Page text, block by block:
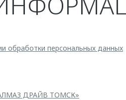
персональных данных
ДРАЙВ ТОМСК»